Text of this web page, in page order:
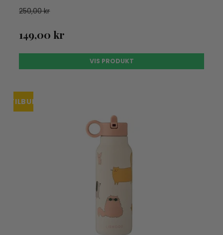
250,00 kr
149,00 kr
VIS PRODUKT
TILBUD